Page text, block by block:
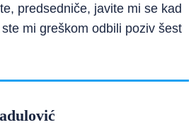
predsedniče, javite mi se kad
mi greškom odbili poziv šest